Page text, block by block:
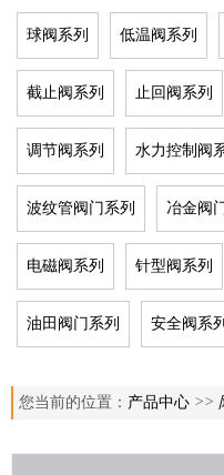
球阀系列 低温阀系列
截止阀系列 止回阀系列
调节阀系列 水力控制阀
波纹管阀门系列 冶金阀
电磁阀系列 针型阀系列
油田阀门系列 安全阀系列
您当前的位置： 产品中心 >>